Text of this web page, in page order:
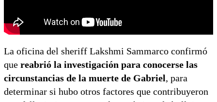
La oficina del sheriff Lakshmi Sammarco confirmó
que reabrió la investigación para conocerse las
circunstancias de la muerte de Gabriel, para
determinar si hubo otros factores que contribuyeron